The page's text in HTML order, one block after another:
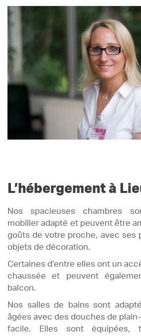
L’hébergement à
Nos spacieuses chambres
mobilier adapté et peuvent être
goûts de votre proche, avec ses
objets de décoration.
Certaines d’entre elles ont un
chaussée et peuvent
balcon.
Nos salles de bains sont
âgées avec des douches de
facile. Elles sont équipées,